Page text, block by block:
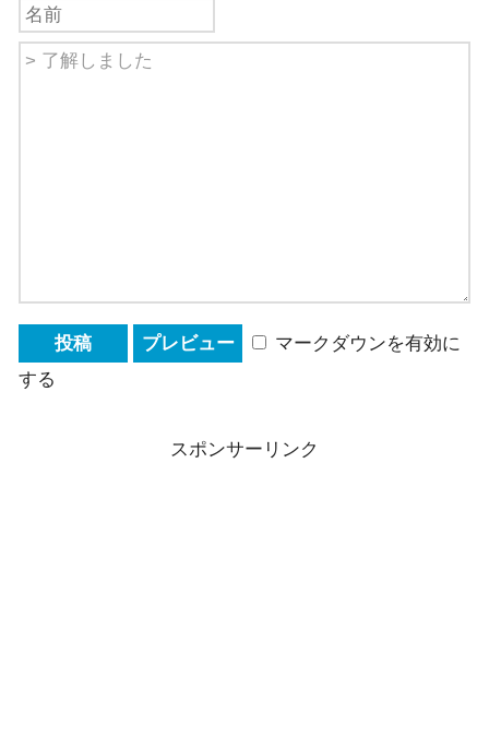
マークダウンを有効に
する
スポンサーリンク